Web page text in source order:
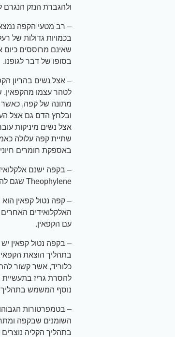
ולהגברת הנזק הנגרם
– רב מטעי הקפה
בכמויות גדולות של
שאינם מרוססים כיום
בסופו של דבר לגופנו.
– אצל נשים בהריון
לטהר עצמו מהקפאין.
מתונה של קפה, כאשר
ובלחץ הדם גם אצל
אצל נשים מיניקות
שתיית קפה עלולה
באספקת חומרים
Theophylene שגם להם ישנן השפעות מזיקות.
– קפה נטול קפאין
עם הקפאין.
– בקפה נטול קפאין
בתהליך הוצאת
כלוריד, אשר קשור
להסרת גריז בתעשיית
נוסף המשמש בתהליך
– בטמפרטורות
השומנים שבקפה
בתהליך הקליה